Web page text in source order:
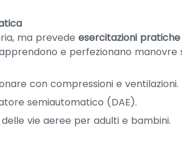
ma prevede esercitazioni
e perfezionano manovre
con compressioni e ventilazioni.
semiautomatico (DAE).
vie aeree per adulti e bambini.